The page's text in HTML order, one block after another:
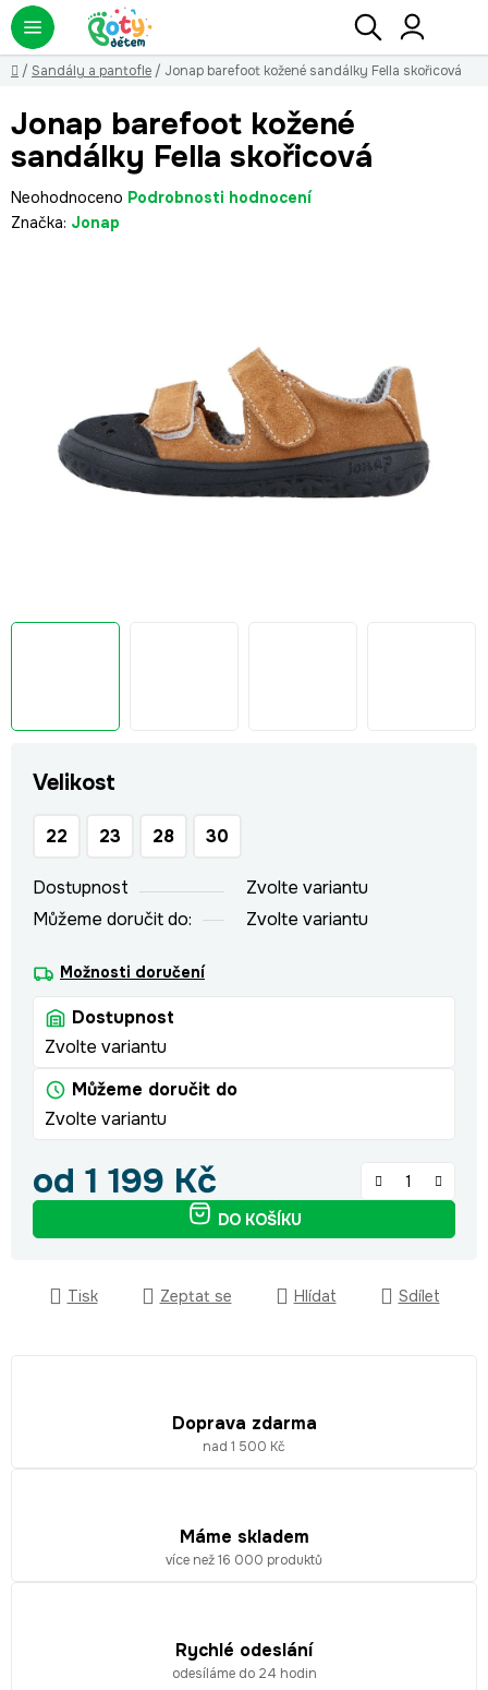
Přejít
na
obsah
Hledat
Domů
/ Sandály a pantofle / Jonap barefoot kožené sandálky Fella skořicová
Velikost
22 23 28 30
Dostupnost
Zvolte variantu
Můžeme doručit do:
Zvolte variantu
Možnosti doručení
Dostupnost
Zvolte variantu
Můžeme doručit do
Zvolte variantu
od 1 199 Kč
DO KOŠÍKU
Tisk Zeptat se Hlídat Sdílet
Jonap barefoot kožené
sandálky Fella skořicová
Průměrné
hodnocení
Neohodnoceno Podrobnosti hodnocení
Značka: Jonap
Doprava zdarma
nad 1 500 Kč
Máme skladem
více než 16 000 produktů
Rychlé odeslání
odesíláme do 24 hodin